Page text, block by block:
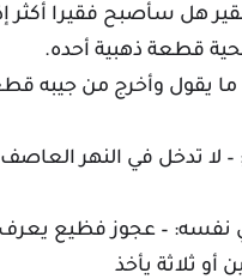
هل سأصبح فقيرا أكثر
قطعة ذهبية أحده.
يقول وأخرج من جيبه
– لا تدخل في النهر
نفسه: – عجوز فظيع يعرف
أو ثلاثة يأخذ